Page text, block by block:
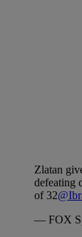
Zlatan
defeating
of 32
— FOX